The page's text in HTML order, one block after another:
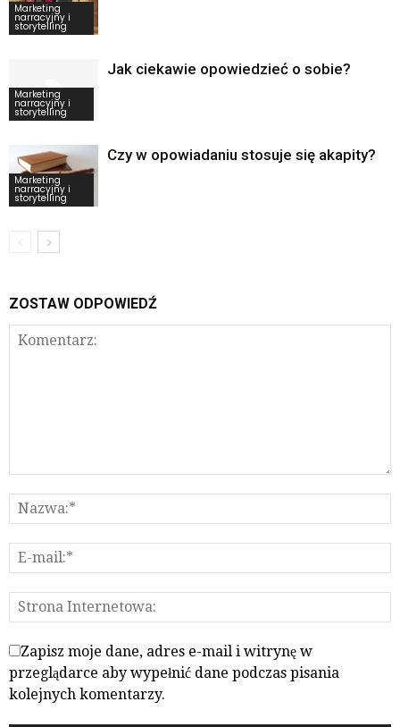
Marketing
narracyjny i
storytelling
Marketing
narracyjny i
storytelling
Jak ciekawie opowiedzieć o sobie?
Marketing
narracyjny i
storytelling
Czy w opowiadaniu stosuje się akapity?
ZOSTAW ODPOWIEDŹ
Zapisz moje dane, adres e-mail i witrynę w
przeglądarce aby wypełnić dane podczas pisania
kolejnych komentarzy.